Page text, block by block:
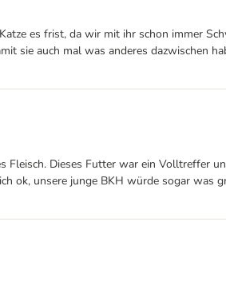
es frist, da wir mit ihr schon immer
sie auch mal was anderes dazwischen
Dieses Futter war ein Volltreffer
unsere junge BKH würde sogar was